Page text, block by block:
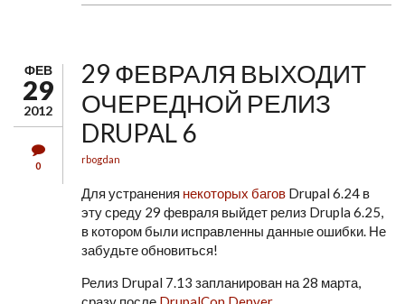
ФЕВ
29
2012
0
29 ФЕВРАЛЯ ВЫХОДИТ
ОЧЕРЕДНОЙ РЕЛИЗ
DRUPAL 6
rbogdan
Для устранения некоторых багов Drupal 6.24 в
эту среду 29 февраля выйдет релиз Drupla 6.25,
в котором были исправленны данные ошибки. Не
забудьте обновиться!
Релиз Drupal 7.13 запланирован на 28 марта,